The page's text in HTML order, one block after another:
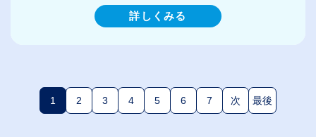
詳しくみる
1(現在のページ)
2 3 4 5 6 7 次 最後